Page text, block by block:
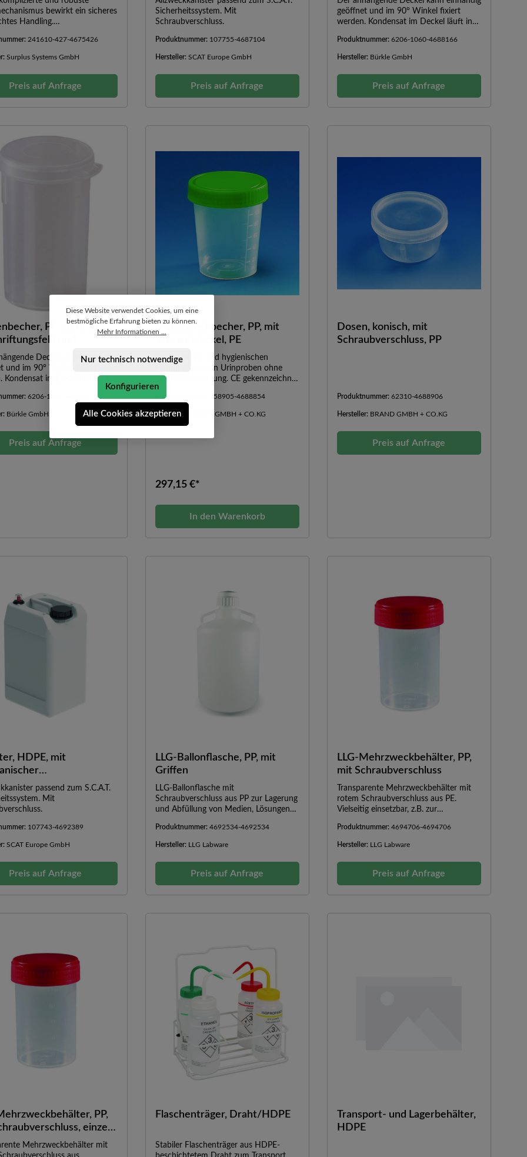
bewirkt ein sicheres
Handling.
bei 120 °C.
241610-427-4675426
Surplus Systems GmbH
Preis auf Anfrage
Sicherheitssystem. Mit
Schraubverschluss.
Produktnummer: 107755-4687104
Hersteller: SCAT Europe GmbH
Preis auf Anfrage
geöffnet und im 90° Winkel fixiert
werden. Kondensat im Deckel läuft in
Der Becher ist absolut dicht,
hinterschneidungsfrei, leicht befüllbar
entleeren.GefriergeeignetLebensmittelge
eignetAutoklavierbarDer anhängende
Deckel kann einhändig geöffnet und im
90° Winkel fixiert werden. Kondensat
integrierte Auffangrinne. Der Becher ist
entleeren.GefriergeeignetLebensmittelge
Produktnummer: 6206-1060-4688166
Hersteller: Bürkle GmbH
Preis auf Anfrage
PP, steril, mit
und
bei 80 ml
Deckel kann einhändig
und im 90° Winkel fixiert
Kondensat im Deckel läuft in
Deckel integrierte Auffangrinne.
ist absolut dicht,
leicht befüllbar
anhängende
einhändig geöffnet und im
6206-1100-4688167
Bürkle GmbH
Preis auf Anfrage
Mehrzweckbecher, PP, mit
Schraubdeckel, PE
Zur sauberen und hygienischen
Handhabung von Urinproben ohne
Geruchsbelästigung. CE gekennzeichnet
nach EU IVDR 2017/746.
Produktnummer: 758905-4688854
Hersteller: BRAND GMBH + CO.KG
297,15 €*
In den Warenkorb
Dosen, konisch, mit
Schraubverschluss, PP
Produktnummer: 62310-4688906
Hersteller: BRAND GMBH + CO.KG
Preis auf Anfrage
HDPE, mit
passend zum S.C.A.T.
Mit
107743-4692389
SCAT Europe GmbH
Preis auf Anfrage
LLG-Ballonflasche, PP, mit
Griffen
LLG-Ballonflasche mit
Schraubverschluss aus PP zur Lagerung
und Abfüllung von Medien, Lösungen
praktische Schultergriff erleichtert den
Transport und das Ausgießen.Mit
Boden mit abgerundeten
EckenAuslaufsicher
Produktnummer: 4692534-4692534
Hersteller: LLG Labware
Preis auf Anfrage
LLG-Mehrzweckbehälter, PP,
mit Schraubverschluss
Transparente Mehrzweckbehälter mit
rotem Schraubverschluss aus PE.
Vielseitig einsetzbar, z.B. zur
Proben. Mit Graduierung und
mattiertem Beschriftungsfeld.Nur für
Produktnummer: 4694706-4694706
Hersteller: LLG Labware
Preis auf Anfrage
PP,
einzeln
Mehrzweckbehälter mit
Flaschenträger, Draht/HDPE
Stabiler Flaschenträger aus HDPE-
Transport- und Lagerbehälter,
HDPE
Diese Website verwendet Cookies, um eine
bestmögliche Erfahrung bieten zu können.
Mehr Informationen ...
Nur technisch notwendige
Konfigurieren
Alle Cookies akzeptieren